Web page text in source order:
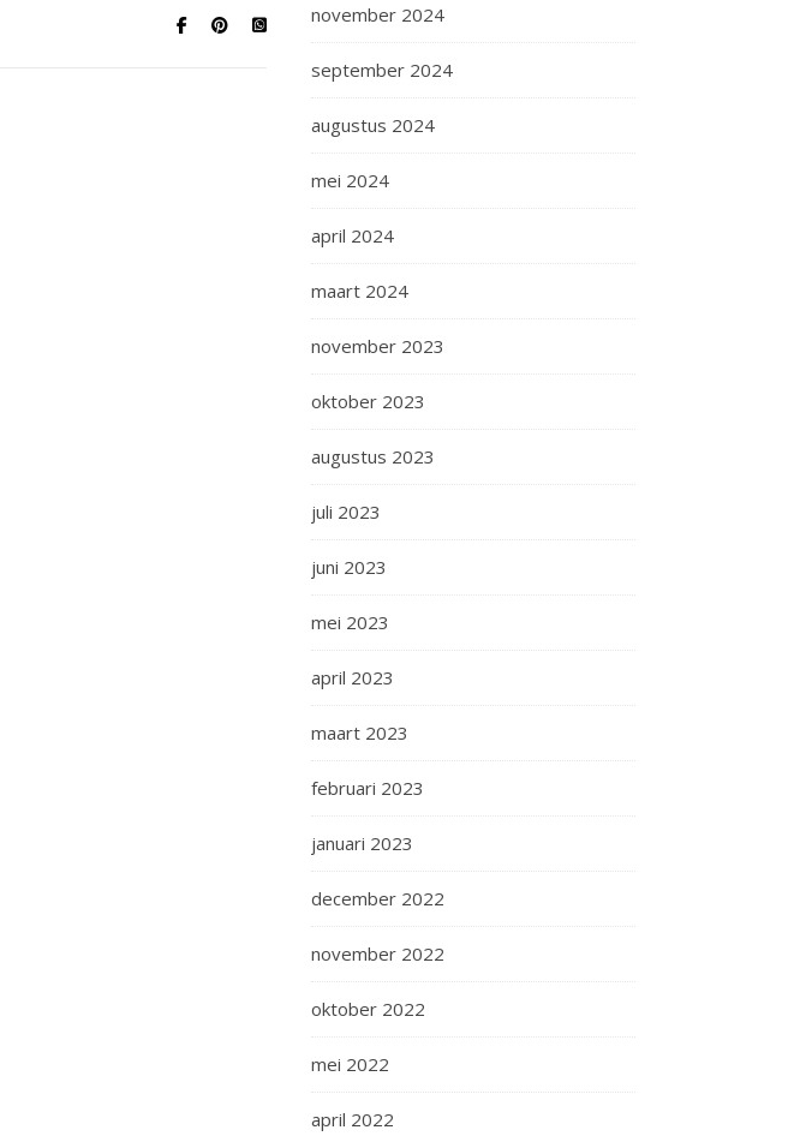
november 2024
september 2024
augustus 2024
mei 2024
april 2024
maart 2024
november 2023
oktober 2023
augustus 2023
juli 2023
juni 2023
mei 2023
april 2023
maart 2023
februari 2023
januari 2023
december 2022
november 2022
oktober 2022
mei 2022
april 2022